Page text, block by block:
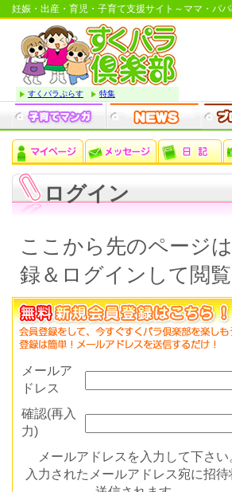
妊娠・出産・育児・子育て支援サイト～ママ・パ
すくパラぷらす 特集
ログイン
ここから先のページ
録＆ログインして閲
メールア
ドレス
確認(再入
力)
メールアドレスを入力して下さい
入力されたメールアドレス宛に招待